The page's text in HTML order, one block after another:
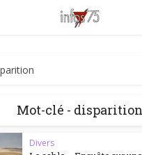
Mot-clé - disparition
Divers